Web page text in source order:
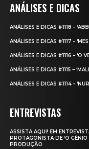
ANÁLISES E DICAS
ANÁLISES E DICAS #1118 –
ANÁLISES E DICAS #1117 –
ANÁLISES E DICAS #1116 – ‘O
ANÁLISES E DICAS #1115 –
ANÁLISES E DICAS #1114 –
ENTREVISTAS
ASSISTA AQUI! EM
PROTAGONISTA DE ‘O
PRODUÇÃO